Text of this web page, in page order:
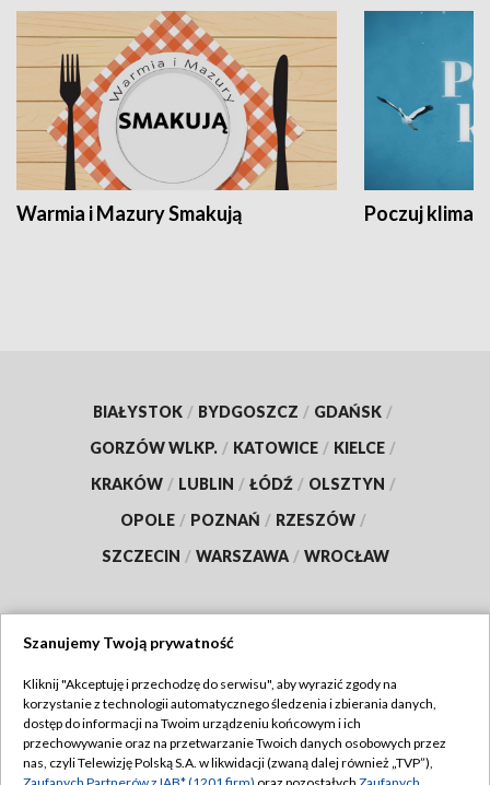
Warmia i Mazury Smakują Poczuj klimat
BIAŁYSTOK / BYDGOSZCZ / GDAŃSK /
GORZÓW WLKP. / KATOWICE / KIELCE /
KRAKÓW / LUBLIN / ŁÓDŹ / OLSZTYN /
OPOLE / POZNAŃ / RZESZÓW /
SZCZECIN / WARSZAWA / WROCŁAW
TVP
Abonament TVP
Emisja w TVP
Regulamin TVP
Szanujemy Twoją prywatność
Kliknij "Akceptuję i przechodzę do serwisu", aby wyrazić zgody na
korzystanie z technologii automatycznego śledzenia i zbierania danych,
dostęp do informacji na Twoim urządzeniu końcowym i ich
przechowywanie oraz na przetwarzanie Twoich danych osobowych przez
nas, czyli Telewizję Polską S.A. w likwidacji (zwaną dalej również „TVP”),